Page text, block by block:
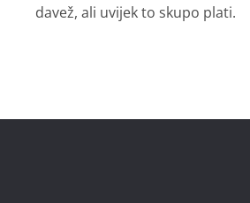
davež, ali uvijek to skupo plati.